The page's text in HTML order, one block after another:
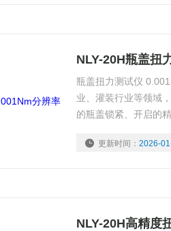
NLY-20H瓶盖扭
瓶盖扭力测试仪
业、灌装行业等领域
的瓶盖锁紧、开启的
的工艺参数之一。
更新时间：2026-01-
NLY-20H高精度